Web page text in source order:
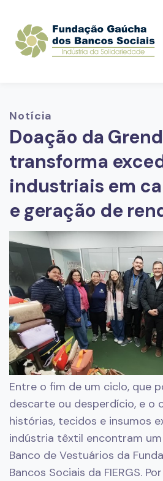
Notícia
Doação da
transforma
industriais em
e geração de
Entre o fim de um ciclo, que
descarte ou desperdício, e o
histórias, tecidos e insumos
indústria têxtil encontram
Banco de Vestuários da
Bancos Sociais da FIERGS.